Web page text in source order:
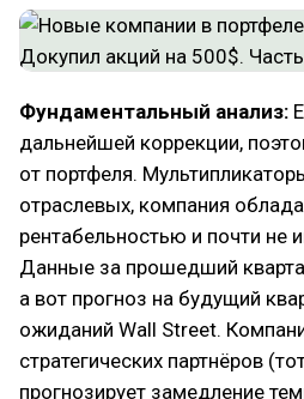
Фундаментальный анализ:
дальнейшей коррекции,
от портфеля.
отраслевых, компания
рентабельностью и почти не
Данные за прошедший
а вот прогноз на будущий
ожиданий Wall Street.
стратегических партнёров
прогнозирует замедление